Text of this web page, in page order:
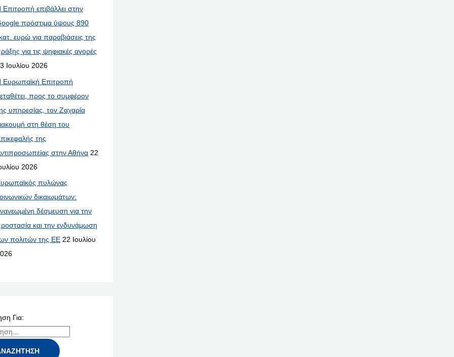
Επιτροπή επιβάλλει στην
πρόστιμα ύψους 890
ευρώ για παραβιάσεις της
για τις ψηφιακές αγορές
Ιουλίου 2026
Ευρωπαϊκή Επιτροπή
προς το συμφέρον
υπηρεσίας, τον Ζαχαρία
στη θέση του
της
στην Αθήνα 22
2026
πυλώνας
δικαιωμάτων:
δέσμευση για την
και την ενδυνάμωση
πολιτών της ΕΕ 22 Ιουλίου
Για: